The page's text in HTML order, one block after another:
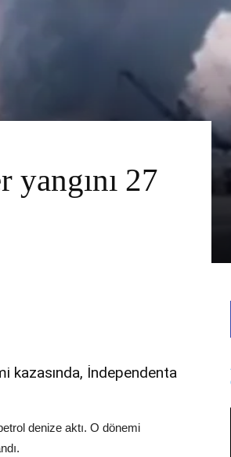
yangını 27
kazasında, İndependenta
denize aktı. O dönemi